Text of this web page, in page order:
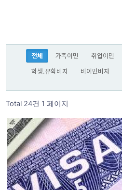
전체 가족이민 취업이민
학생.유학비자
비이민비자
Total 24건 1 페이지